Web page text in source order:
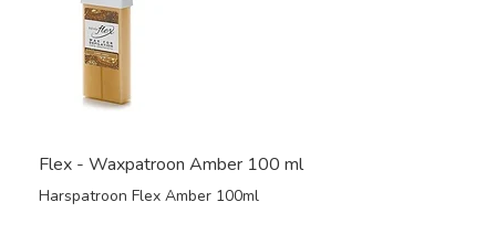
Flex - Waxpatroon Amber 100 ml
Harspatroon Flex Amber 100ml